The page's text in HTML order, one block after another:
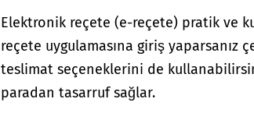
Elektronik reçete (e-reçete) pratik ve
reçete uygulamasına giriş yaparsanız
teslimat seçeneklerini de
paradan tasarruf sağlar.